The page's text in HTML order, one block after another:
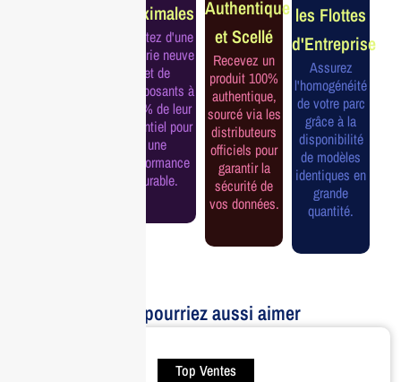
Maximales
Profitez d'une
batterie neuve
et de
composants à
100% de leur
potentiel pour
une
performance
durable.
Authentique
et Scellé
Recevez un
produit 100%
authentique,
sourcé via les
distributeurs
officiels pour
garantir la
sécurité de
vos données.
les Flottes
d'Entreprise
Assurez
l'homogénéité
de votre parc
grâce à la
disponibilité
de modèles
identiques en
grande
quantité.
Vous pourriez aussi aimer
Top Ventes